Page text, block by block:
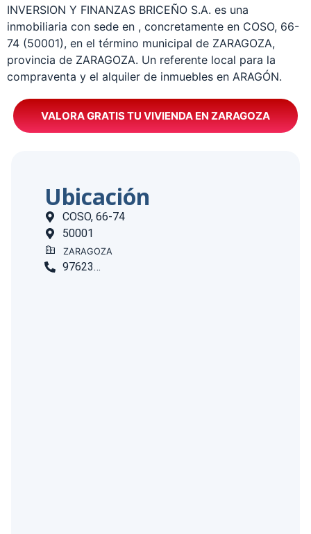
­INVERSION Y FINANZAS BRICEÑO S.A. es una
inmobiliaria con sede en , concretamente en COSO, 66-
74 (50001), en el término municipal de ZARAGOZA,
provincia de ZARAGOZA. Un referente local para la
compraventa y el alquiler de inmuebles en ARAGÓN.
VALORA GRATIS TU VIVIENDA EN ZARAGOZA
Ubicación
COSO, 66-74
50001
ZARAGOZA
976231860